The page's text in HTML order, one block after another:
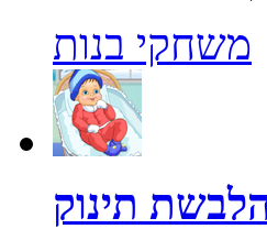
משחקי בנות
תינוק